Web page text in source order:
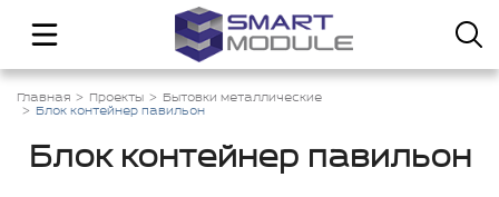
Главная Проекты
Бытовки металлические
Блок контейнер павильон
Блок контейнер павильон